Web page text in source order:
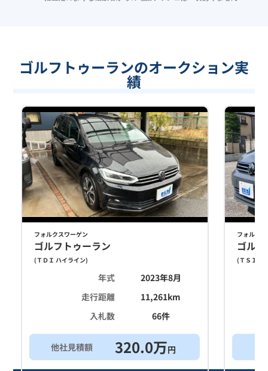
ゴルフトゥーランのオークション実
績
フォルクスワーゲン
ゴルフトゥーラン
(ＴＤＩ ハイライン)
年式
2023年8月
走行距離
11,261km
入札数
66件
他社見積額 320.0万円
フォルク
ゴル
(ＴＳＩ コ